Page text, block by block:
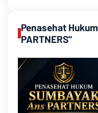
Penasehat
PARTNERS"